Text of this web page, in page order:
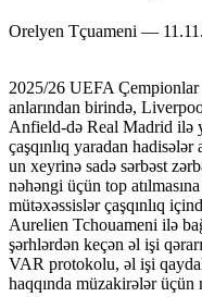
Orelyen Tçuameni —
2025/26 UEFA Çempionlar
anlarından birində,
Anfield-də Real Madrid ilə
çaşqınlıq yaradan
un xeyrinə sadə sərbəst
nəhəngi üçün top
mütəxəssislər çaşqınlıq
Aurelien Tchouameni ilə
şərhlərdən keçən əl işi
VAR protokolu, əl işi
haqqında müzakirələr